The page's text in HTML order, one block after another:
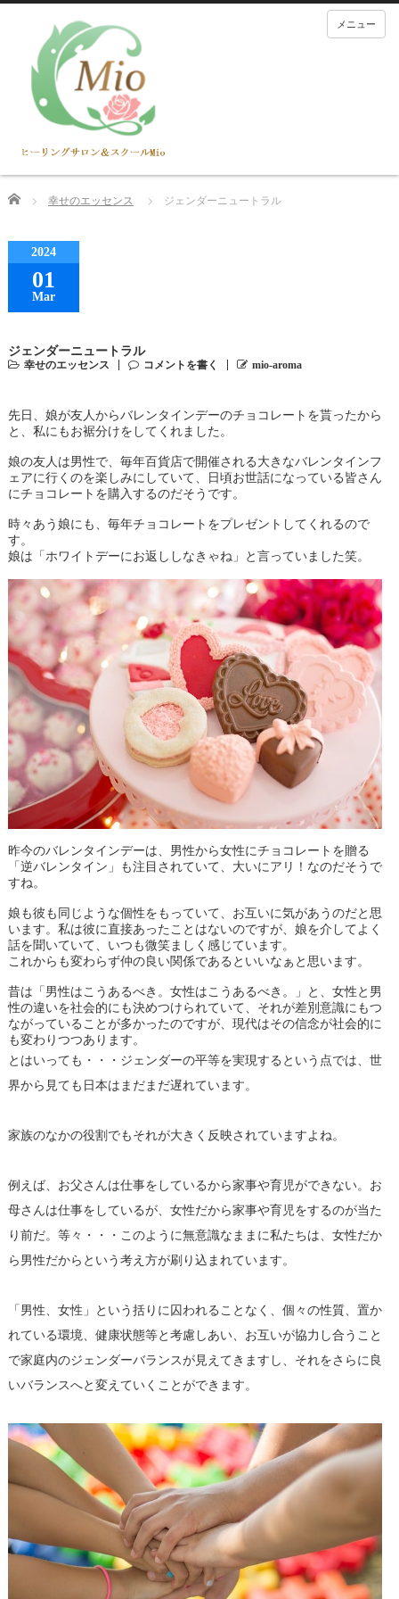
メニュー
Home 幸せのエッセンス ジェンダーニュートラル
2024
01
Mar
ジェンダーニュートラル
幸せのエッセンス コメントを書く mio-aroma
先日、娘が友人からバレンタインデーのチョコレートを貰ったから
と、私にもお裾分けをしてくれました。
娘の友人は男性で、毎年百貨店で開催される大きなバレンタインフ
ェアに行くのを楽しみにしていて、日頃お世話になっている皆さん
にチョコレートを購入するのだそうです。
時々あう娘にも、毎年チョコレートをプレゼントしてくれるので
す。
娘は「ホワイトデーにお返ししなきゃね」と言っていました笑。
昨今のバレンタインデーは、男性から女性にチョコレートを贈る
「逆バレンタイン」も注目されていて、大いにアリ！なのだそうで
すね。
娘も彼も同じような個性をもっていて、お互いに気があうのだと思
います。私は彼に直接あったことはないのですが、娘を介してよく
話を聞いていて、いつも微笑ましく感じています。
これからも変わらず仲の良い関係であるといいなぁと思います。
昔は「男性はこうあるべき。女性はこうあるべき。」と、女性と男
性の違いを社会的にも決めつけられていて、それが差別意識にもつ
ながっていることが多かったのですが、現代はその信念が社会的に
も変わりつつあります。
とはいっても・・・ジェンダーの平等を実現するという点では、世
界から見ても日本はまだまだ遅れています。
家族のなかの役割でもそれが大きく反映されていますよね。
例えば、お父さんは仕事をしているから家事や育児ができない。お
母さんは仕事をしているが、女性だから家事や育児をするのが当た
り前だ。等々・・・このように無意識なままに私たちは、女性だか
ら男性だからという考え方が刷り込まれています。
「男性、女性」という括りに囚われることなく、個々の性質、置か
れている環境、健康状態等と考慮しあい、お互いが協力し合うこと
で家庭内のジェンダーバランスが見えてきますし、それをさらに良
いバランスへと変えていくことができます。